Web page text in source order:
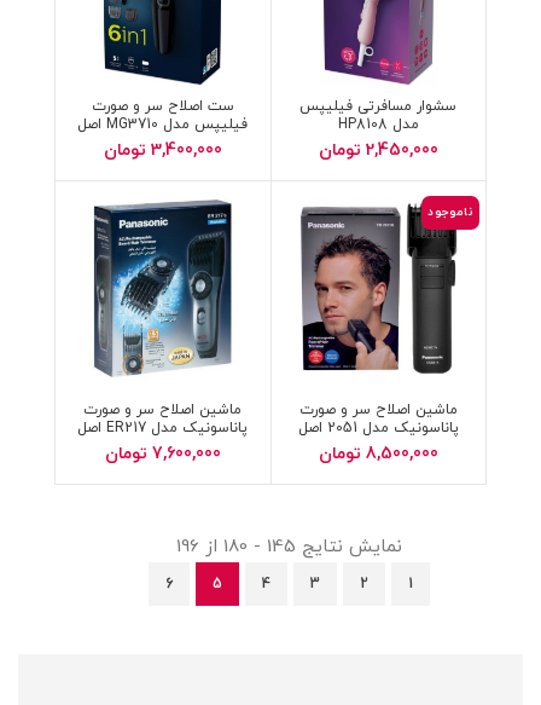
سشوار مسافرتی فیلیپس
مدل HP8108
2,450,000 تومان
ست اصلاح سر و صورت
فیلیپس مدل MG3710 اصل
اندونزی
3,400,000 تومان
ناموجود
ماشین اصلاح سر و صورت
پاناسونیک مدل 2051 اصل
ژاپن بافاکتور اورجنال
8,500,000 تومان
ماشین اصلاح سر و صورت
پاناسونیک مدل ER217 اصل
ژاپن با فاکتور اورجنال
7,600,000 تومان
نمایش نتایج 145 - 180 از 196
1
2
3
4
5
6